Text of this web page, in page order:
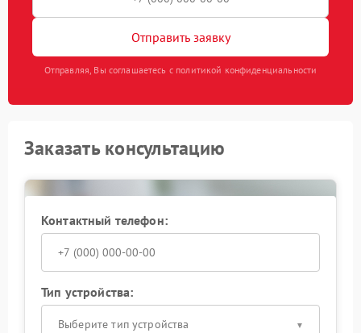
Отправить заявку
Отправляя, Вы соглашаетесь с политикой конфиденциальности
Заказать консультацию
Контактный телефон:
Тип устройства:
Выберите тип устройства